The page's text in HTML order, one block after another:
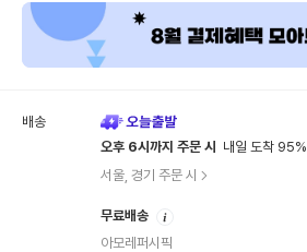
배송
오후 6시까지 주문 시
내일 도착 95%
서울, 경기 주문 시
무료배송
아모레퍼시픽